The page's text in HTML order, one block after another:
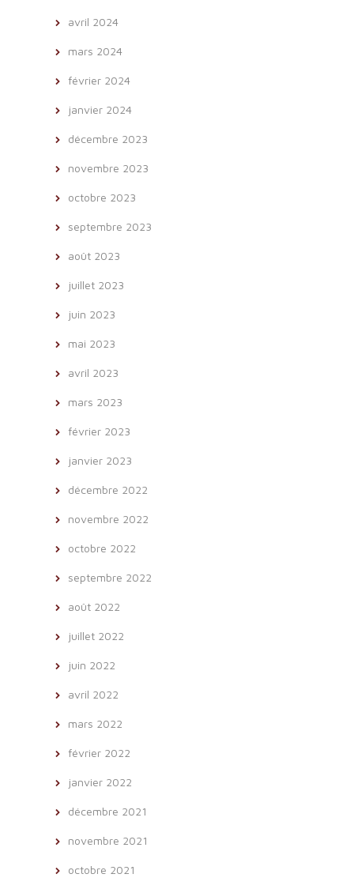
avril 2024
mars 2024
février 2024
janvier 2024
décembre 2023
novembre 2023
octobre 2023
septembre 2023
août 2023
juillet 2023
juin 2023
mai 2023
avril 2023
mars 2023
février 2023
janvier 2023
décembre 2022
novembre 2022
octobre 2022
septembre 2022
août 2022
juillet 2022
juin 2022
avril 2022
mars 2022
février 2022
janvier 2022
décembre 2021
novembre 2021
octobre 2021